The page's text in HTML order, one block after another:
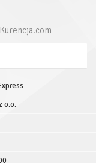
o.o.